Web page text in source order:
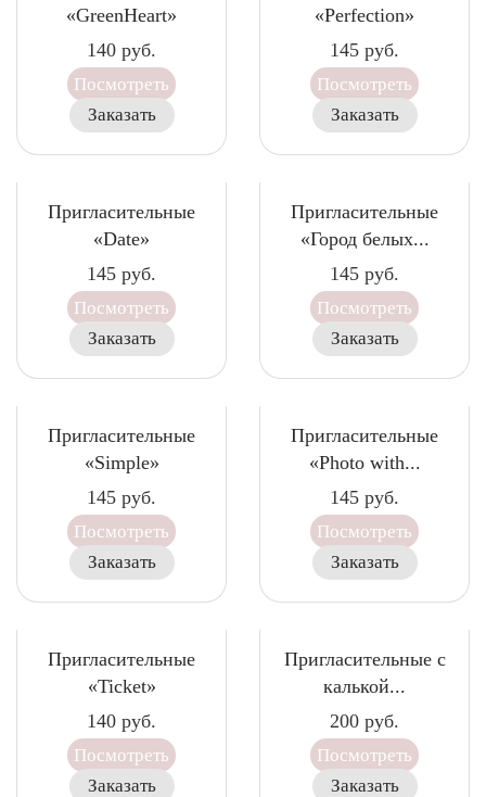
«GreenHeart»
140 руб.
Посмотреть
Заказать
«Perfection»
145 руб.
Посмотреть
Заказать
Пригласительные
«Date»
145 руб.
Посмотреть
Заказать
Пригласительные
«Город белых...
145 руб.
Посмотреть
Заказать
Пригласительные
«Simple»
145 руб.
Посмотреть
Заказать
Пригласительные
«Photo with...
145 руб.
Посмотреть
Заказать
Пригласительные
«Ticket»
140 руб.
Посмотреть
Заказать
Пригласительные с
калькой...
200 руб.
Посмотреть
Заказать